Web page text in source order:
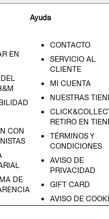
EN
CON
DE
Ayuda
CONTACTO
SERVICIO AL
CLIENTE
MI CUENTA
NUESTRAS
RETIRO EN
TÉRMINOS Y
CONDICIONES
AVISO DE
PRIVACIDAD
GIFT CARD
AVISO DE